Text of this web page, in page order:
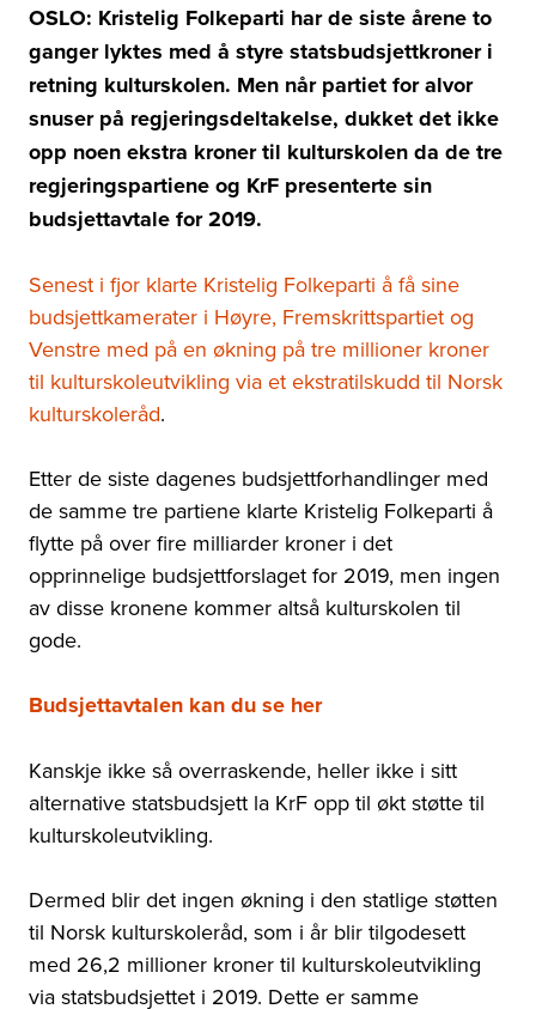
OSLO: Kristelig Folkeparti har de siste årene to
ganger lyktes med å styre statsbudsjettkroner i
retning kulturskolen. Men når partiet for alvor
snuser på regjeringsdeltakelse, dukket det ikke
opp noen ekstra kroner til kulturskolen da de tre
regjeringspartiene og KrF presenterte sin
budsjettavtale for 2019.
Senest i fjor klarte Kristelig Folkeparti å få sine
budsjettkamerater i Høyre, Fremskrittspartiet og
Venstre med på en økning på tre millioner kroner
til kulturskoleutvikling via et ekstratilskudd til Norsk
kulturskoleråd.
Etter de siste dagenes budsjettforhandlinger med
de samme tre partiene klarte Kristelig Folkeparti å
flytte på over fire milliarder kroner i det
opprinnelige budsjettforslaget for 2019, men ingen
av disse kronene kommer altså kulturskolen til
gode.
Budsjettavtalen kan du se her
Kanskje ikke så overraskende, heller ikke i sitt
alternative statsbudsjett la KrF opp til økt støtte til
kulturskoleutvikling.
Dermed blir det ingen økning i den statlige støtten
til Norsk kulturskoleråd, som i år blir tilgodesett
med 26,2 millioner kroner til kulturskoleutvikling
via statsbudsjettet i 2019. Dette er samme